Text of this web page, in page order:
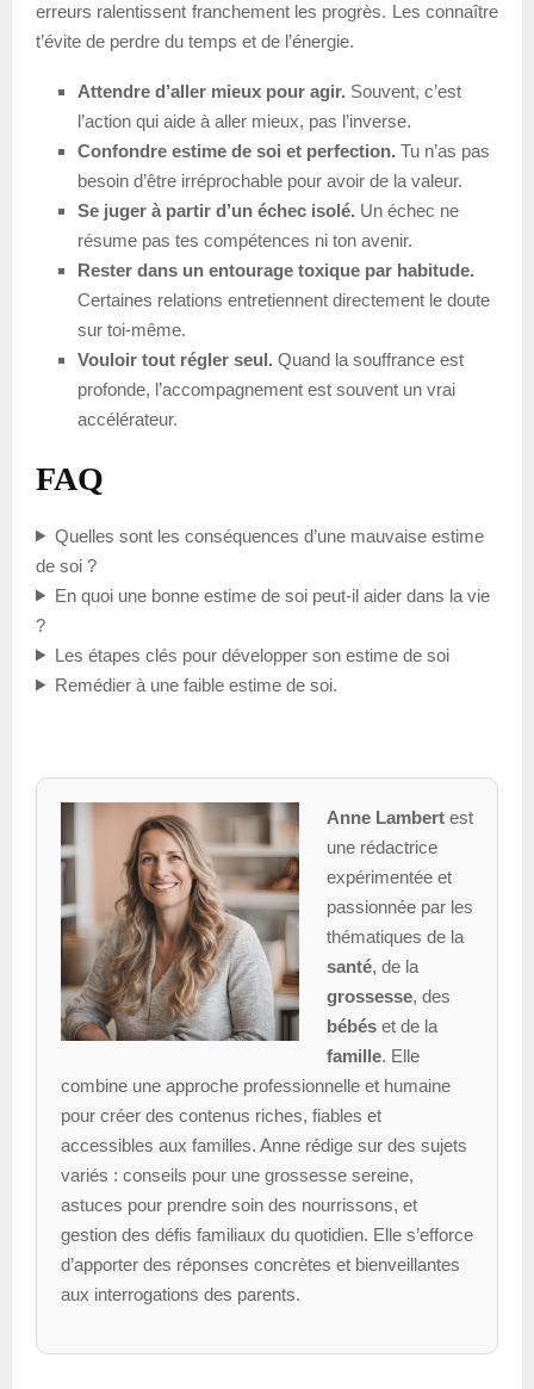
erreurs ralentissent franchement les progrès. Les connaître
t’évite de perdre du temps et de l’énergie.
Attendre d’aller mieux pour agir. Souvent, c’est
l’action qui aide à aller mieux, pas l’inverse.
Confondre estime de soi et perfection. Tu n’as pas
besoin d’être irréprochable pour avoir de la valeur.
Se juger à partir d’un échec isolé. Un échec ne
résume pas tes compétences ni ton avenir.
Rester dans un entourage toxique par habitude.
Certaines relations entretiennent directement le doute
sur toi-même.
Vouloir tout régler seul. Quand la souffrance est
profonde, l’accompagnement est souvent un vrai
accélérateur.
FAQ
Quelles sont les conséquences d’une mauvaise estime
de soi ?
En quoi une bonne estime de soi peut-il aider dans la vie
?
Les étapes clés pour développer son estime de soi
Remédier à une faible estime de soi.
Anne Lambertest
une rédactrice
expérimentée et
passionnée par les
thématiques de la
santé, de la
grossesse, des
bébéset de la
famille. Elle
combine une approche professionnelle et humaine
pour créer des contenus riches, fiables et
accessibles aux familles. Anne rédige sur des sujets
variés : conseils pour une grossesse sereine,
astuces pour prendre soin des nourrissons, et
gestion des défis familiaux du quotidien. Elle s’efforce
d’apporter des réponses concrètes et bienveillantes
aux interrogations des parents.